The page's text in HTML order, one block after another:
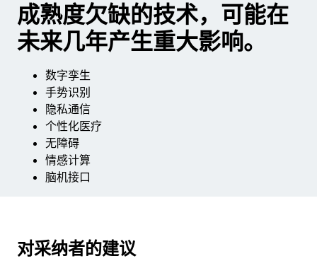
成熟度欠缺的技术，可能在
未来几年产生重大影响。
数字孪生
手势识别
隐私通信
个性化医疗
无障碍
情感计算
脑机接口
对采纳者的建议